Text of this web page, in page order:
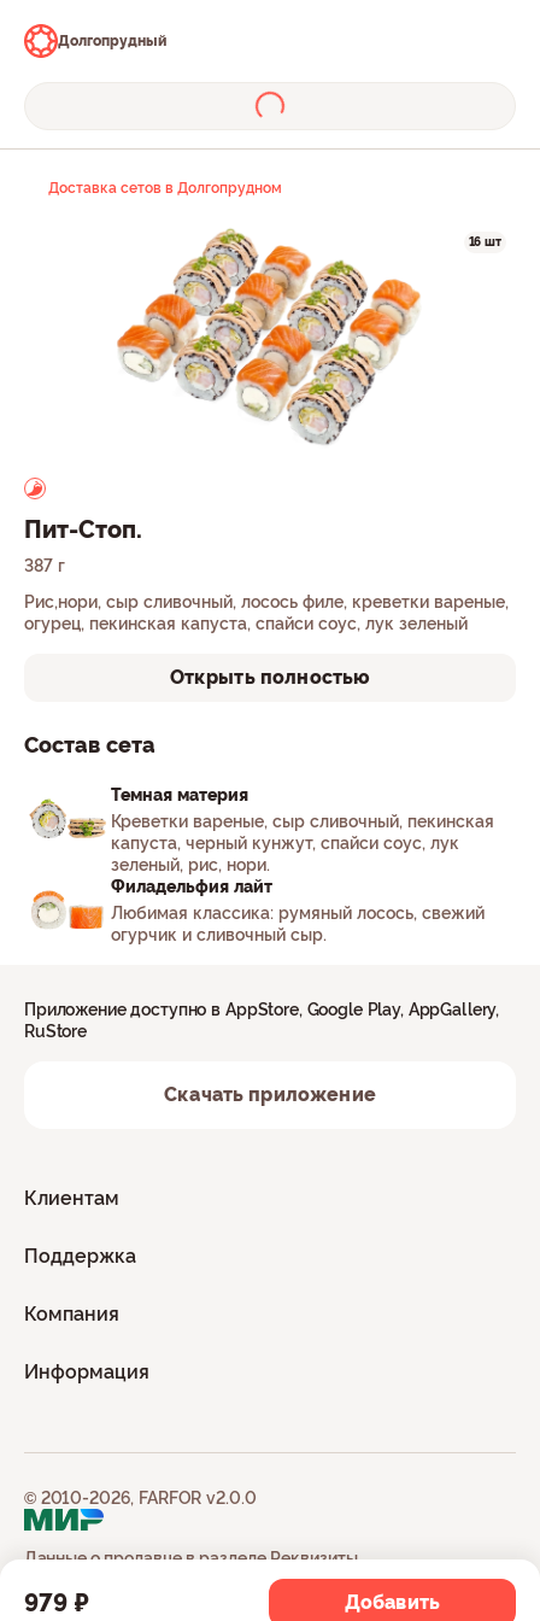
Долгопрудный
Доставка сетов в Долгопрудном
16 шт
Пит-Стоп.
387 г
Рис,нори, сыр сливочный, лосось филе, креветки вареные,
огурец, пекинская капуста, спайси соус, лук зеленый
Открыть полностью
979 ₽ Добавить
Состав сета
Темная материя
Креветки вареные, сыр сливочный, пекинская
капуста, черный кунжут, спайси соус, лук
зеленый, рис, нори.
Филадельфия лайт
Любимая классика: румяный лосось, свежий
огурчик и сливочный сыр.
Клиентам
Поддержка
Компания
Информация
Приложение доступно в AppStore, Google Play, AppGallery,
RuStore
Скачать приложение
Данные о продавце в разделеРеквизиты
© 2010-2026, FARFOR v2.0.0